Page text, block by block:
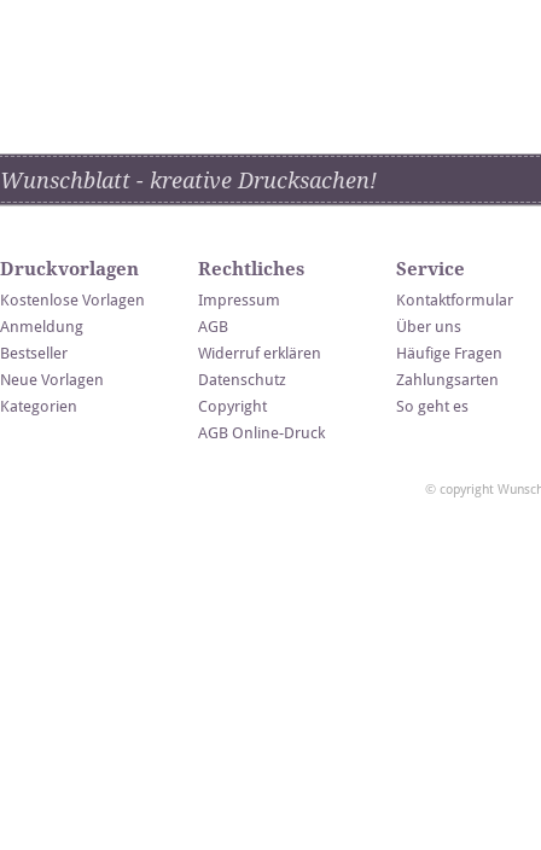
Wunschblatt - kreative Drucksachen!
Druckvorlagen
Kostenlose Vorlagen
Anmeldung
Bestseller
Neue Vorlagen
Kategorien
Rechtliches
Impressum
AGB
Widerruf erklären
Datenschutz
Copyright
AGB Online-Druck
Service
Kontaktformular
Über uns
Häufige Fragen
Zahlungsarten
So geht es
© copyright